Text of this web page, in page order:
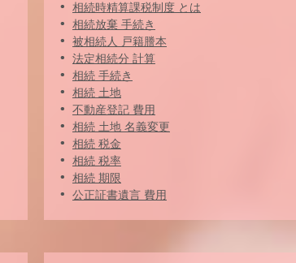
相続時精算課税制度 とは
相続放棄 手続き
被相続人 戸籍謄本
法定相続分 計算
相続 手続き
相続 土地
不動産登記 費用
相続 土地 名義変更
相続 税金
相続 税率
相続 期限
公正証書遺言 費用